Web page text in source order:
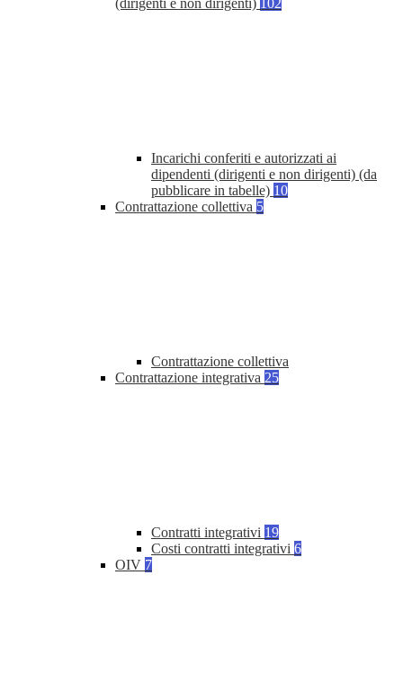
(dirigenti e non dirigenti) 102
Incarichi conferiti e autorizzati ai
dipendenti (dirigenti e non dirigenti) (da
pubblicare in tabelle) 10
Contrattazione collettiva 5
Contrattazione collettiva
Contrattazione integrativa 25
Contratti integrativi 19
Costi contratti integrativi 6
OIV 7